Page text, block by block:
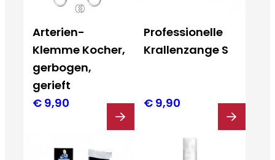
Arterien-
Klemme Kocher,
gerbogen,
gerieft
€ 9,90
Professionelle
Krallenzange S
€ 9,90